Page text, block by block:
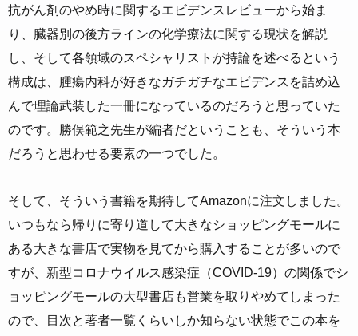
抗がん剤のやめ時に関するエビデンスレビューから始ま
り、臓器別の後方ラインの化学療法に関する現状を解説
し、そして各領域のスペシャリストが持論を述べるという
構成は、腫瘍内科が好きなガチガチなエビデンスを詰め込
んで理論武装した一冊になっているのだろうと思っていた
のです。勝俣範之先生が編者だということも、そういう本
だろうと思わせる要素の一つでした。
そして、そういう書籍を期待してAmazonに注文しました。
いつもなら帰りに寄り道して大きなショッピングモールに
ある大きな書店で実物を見てから購入することが多いので
すが、新型コロナウイルス感染症（COVID-19）の関係でシ
ョッピングモールの大型書店も営業を取りやめてしまった
ので、目次と著者一覧くらいしか知らない状態でこの本を